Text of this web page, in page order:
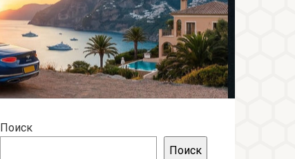
Поиск
Поиск